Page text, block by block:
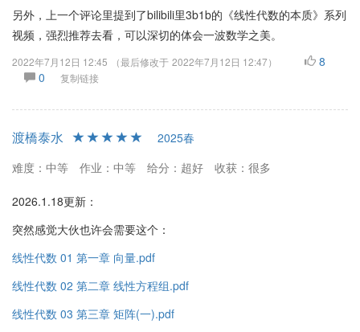
另外，上一个评论里提到了bilibili里3b1b的《线性代数的本质》系列
视频，强烈推荐去看，可以深切的体会一波数学之美。
2022年7月12日 12:45 （最后修改于 2022年7月12日 12:47）
8
0
复制链接
渡橋泰水
2025春
难度：中等
作业：中等 给分：超好 收获：很多
2026.1.18更新：
突然感觉大伙也许会需要这个：
线性代数 01 第一章 向量.pdf
线性代数 02 第二章 线性方程组.pdf
线性代数 03 第三章 矩阵(一).pdf